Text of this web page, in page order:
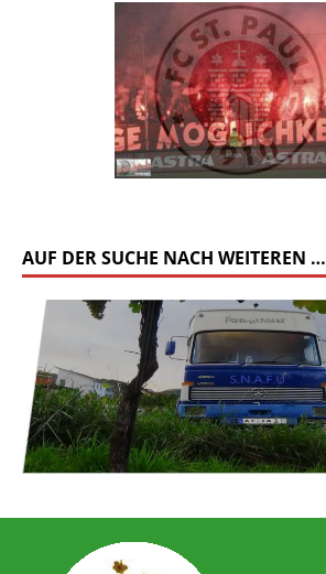
AUF DER SUCHE NACH WEITEREN …